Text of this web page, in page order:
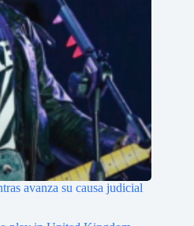
avanza su causa judicial